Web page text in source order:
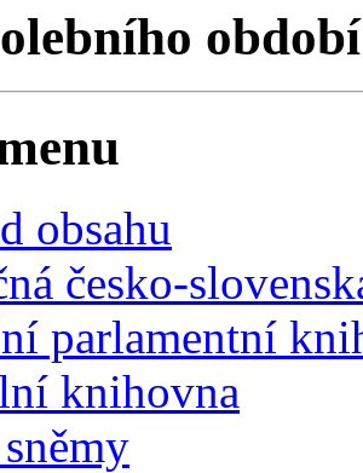
období
obsahu
česko-
parlamentní
knihovna